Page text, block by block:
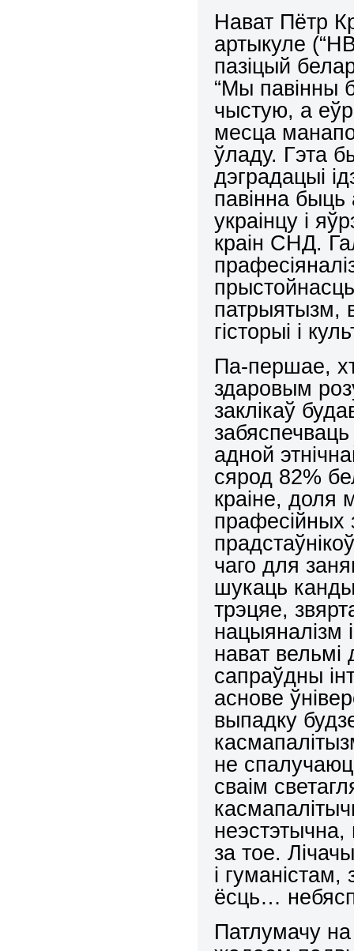
Нават Пётр
артыкуле
пазіцый
“Мы павінны
чыстую, а
месца
ўладу. Гэта
дэградацыі
павінна быць
украінцу і
краін СНД.
патрыятызм,
гісторыі і
Па-першае,
здаровым
заклікаў
забяспечваць
адной
сярод 82%
краіне, доля
чаго для
шукаць
трэцяе,
нацыяналізм
нават вельмі
сапраўдны
аснове
выпадку
не
сваім
за тое.
і
ёсць…
Патлумачу